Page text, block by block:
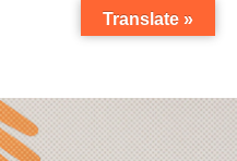
Translate »